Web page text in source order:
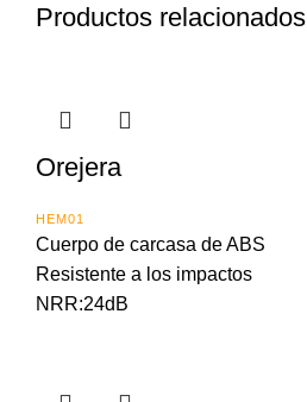
Productos relacionados
Orejera
HEM01
Cuerpo de carcasa de ABS
Resistente a los impactos
NRR:24dB